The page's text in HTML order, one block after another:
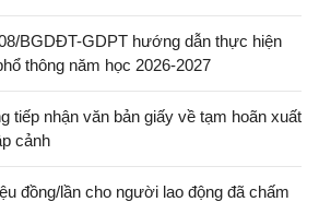
BGDĐT-GDPT hướng dẫn thực hiện
thông năm học 2026-2027
tiếp nhận văn bản giấy về tạm hoãn xuất
cảnh
đồng/lần cho người lao động đã chấm